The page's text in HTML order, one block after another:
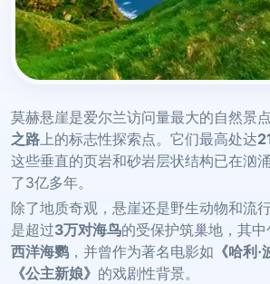
莫赫悬崖是爱尔兰访问量最大的自然景
之路上的标志性探索点。它们最高处达
这些垂直的页岩和砂岩层状结构已在汹
了3亿多年。
除了地质奇观，悬崖还是野生动物和流
是超过3万对海鸟的受保护筑巢地，其
西洋海鹦 ，并曾作为著名电影如 《哈利
《公主新娘》 的戏剧性背景。